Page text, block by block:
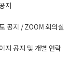
지
공지 / ZOOM 회의실
지 공지 및 개별 연락